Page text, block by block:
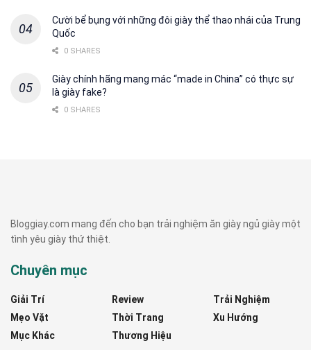
Cười bể bụng với những đôi giày thể thao nhái của Trung
Quốc
0 SHARES
Giày chính hãng mang mác “made in China” có thực sự
là giày fake?
0 SHARES
Bloggiay.com mang đến cho bạn trải nghiệm ăn giày ngủ giày một
tình yêu giày thứ thiệt.
Chuyên mục
Giải Trí
Mẹo Vặt
Mục Khác
Review
Thời Trang
Thương Hiệu
Trải Nghiệm
Xu Hướng